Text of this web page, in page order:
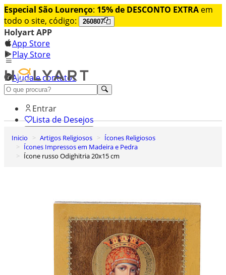
Especial São Lourenço: 15% de DESCONTO EXTRA em
todo o site, código:
260807
Holyart APP
App Store
Play Store
Ajuda e contatos
Conheça premium
Entrar
Lista de Desejos
0
Carrinho de Compras
Inicio Artigos Religiosos
Ícones Religiosos
Ícones Impressos em Madeira e Pedra
Ícone russo Odighitria 20x15 cm